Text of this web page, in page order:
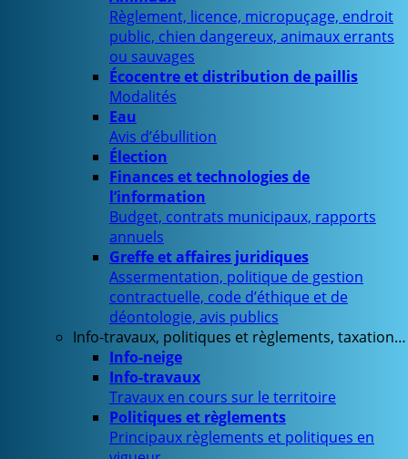
Règlement, licence, micropuçage, endroit
public, chien dangereux, animaux errants
ou sauvages
Écocentre et distribution de paillis
Modalités
Eau
Avis d’ébullition
Élection
Finances et technologies de
l’information
Budget, contrats municipaux, rapports
annuels
Greffe et affaires juridiques
Assermentation, politique de gestion
contractuelle, code d’éthique et de
déontologie, avis publics
Info-travaux, politiques et règlements, taxation…
Info-neige
Info-travaux
Travaux en cours sur le territoire
Politiques et règlements
Principaux règlements et politiques en